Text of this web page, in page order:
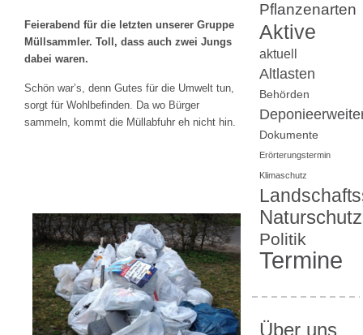
Feierabend für die letzten unserer Gruppe
Müllsammler. Toll, dass auch zwei Jungs
dabei waren.
Schön war’s, denn Gutes für die Umwelt tun,
sorgt für Wohlbefinden. Da wo Bürger
sammeln, kommt die Müllabfuhr eh nicht hin.
Pflanzenarten
Aktive
aktuell
Altlasten
Behörden
Dokumente
Erörterungstermin
Klimaschutz
Naturschutz
Politik
Termine
Über uns